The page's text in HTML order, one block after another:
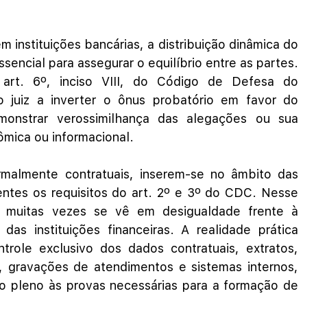
instituições bancárias, a distribuição dinâmica do
para assegurar o equilíbrio entre as partes.
6º, inciso VIII, do Código de Defesa do
juiz a inverter o ônus probatório em favor do
verossimilhança das alegações ou sua
ou informacional.
contratuais, inserem-se no âmbito das
os requisitos do art. 2º e 3º do CDC. Nesse
vezes se vê em desigualdade frente à
instituições financeiras. A realidade prática
exclusivo dos dados contratuais, extratos,
de atendimentos e sistemas internos,
pleno às provas necessárias para a formação de